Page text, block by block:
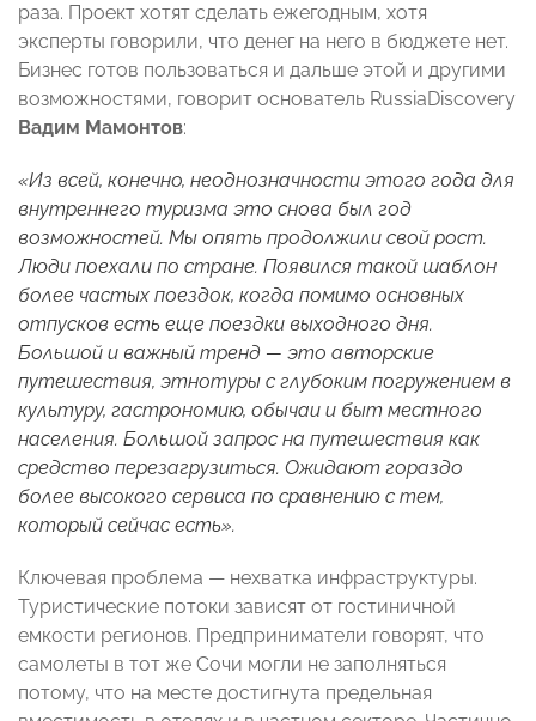
раза. Проект хотят сделать ежегодным, хотя
эксперты говорили, что денег на него в бюджете нет.
Бизнес готов пользоваться и дальше этой и другими
возможностями, говорит основатель RussiaDiscovery
Вадим Мамонтов:
«Из всей, конечно, неоднозначности этого года для
внутреннего туризма это снова был год
возможностей. Мы опять продолжили свой рост.
Люди поехали по стране. Появился такой шаблон
более частых поездок, когда помимо основных
отпусков есть еще поездки выходного дня.
Большой и важный тренд — это авторские
путешествия, этнотуры с глубоким погружением в
культуру, гастрономию, обычаи и быт местного
населения. Большой запрос на путешествия как
средство перезагрузиться. Ожидают гораздо
более высокого сервиса по сравнению с тем,
который сейчас есть».
Ключевая проблема — нехватка инфраструктуры.
Туристические потоки зависят от гостиничной
емкости регионов. Предприниматели говорят, что
самолеты в тот же Сочи могли не заполняться
потому, что на месте достигнута предельная